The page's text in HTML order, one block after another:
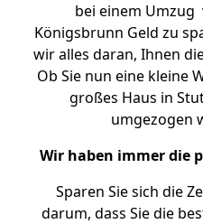
bei einem
Königsbrunn Geld zu
wir alles daran, Ihnen
Ob Sie nun eine kleine
großes Haus in
umgezogen
Wir haben immer die
Sparen Sie sich die
darum, dass Sie die